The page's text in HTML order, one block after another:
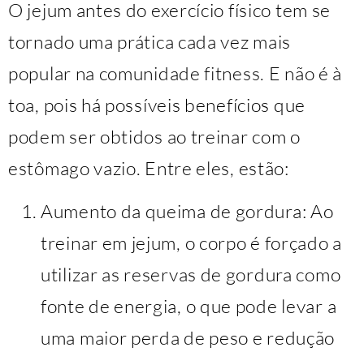
O jejum antes do exercício físico tem se
tornado uma prática cada vez mais
popular na comunidade fitness. E não é à
toa, pois há possíveis benefícios que
podem ser obtidos ao treinar com o
estômago vazio. Entre eles, estão:
Aumento da queima de gordura: Ao
treinar em jejum, o corpo é forçado a
utilizar as reservas de gordura como
fonte de energia, o que pode levar a
uma maior perda de peso e redução